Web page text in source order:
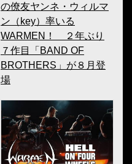
の僚友ヤンネ・ウィルマ
ン（key）率いる
WARMEN！ ２年ぶり
７作目「BAND OF
BROTHERS」が８月登
場